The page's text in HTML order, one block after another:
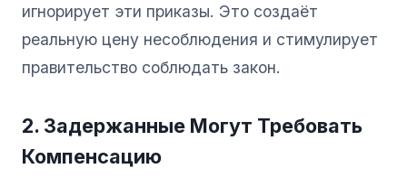
игнорирует эти приказы. Это создаёт
реальную цену несоблюдения и стимулирует
правительство соблюдать закон.
2. Задержанные Могут Требовать
Компенсацию